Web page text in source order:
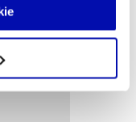
np. we
po wybraniu opcji